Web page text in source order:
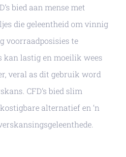
bied aan mense met
die geleentheid om vinnig
voorraadposisies te
kan lastig en moeilik wees
veral as dit gebruik word
CFD’s bied slim
alternatief en ‘n